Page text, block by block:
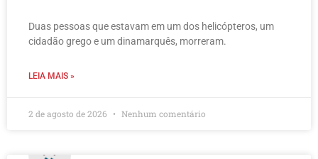
Duas pessoas que estavam em um dos helicópteros, um
cidadão grego e um dinamarquês, morreram.
LEIA MAIS »
2 de agosto de 2026 Nenhum comentário